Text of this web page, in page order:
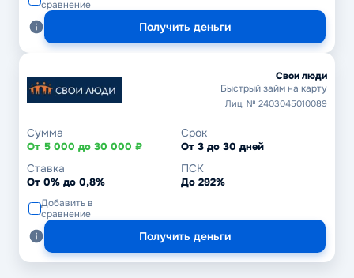
сравнение
Получить деньги
Свои люди
Быстрый займ на карту
Лиц. № 2403045010089
Сумма
От 5 000 до 30 000 ₽
Срок
От 3 до 30 дней
Ставка
От 0% до 0,8%
ПСК
До 292%
Добавить в
сравнение
Получить деньги